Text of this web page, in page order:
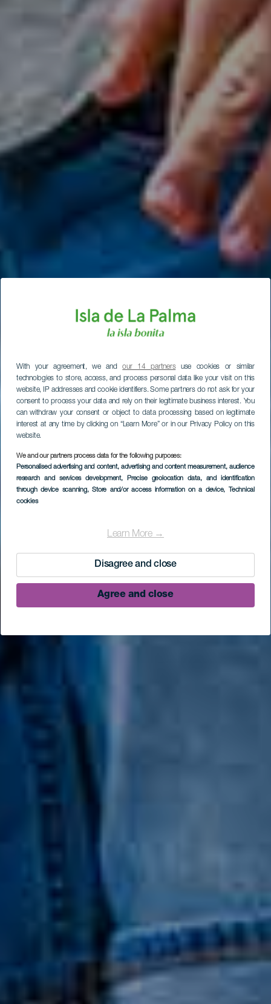
With your agreement, we andour 14 partnersuse cookies or similar
technologies to store, access, and process personal data like your visit on this
website, IP addresses and cookie identifiers. Some partners do not ask for your
consent to process your data and rely on their legitimate business interest. You
can withdraw your consent or object to data processing based on legitimate
interest at any time by clicking on “Learn More” or in our Privacy Policy on this
website.
We and our partners process data for the following purposes:
Personalised advertising and content, advertising and content measurement, audience
research and services development, Precise geolocation data, and identification
through device scanning, Store and/or access information on a device, Technical
cookies
Learn More →
Disagree and close
Agree and close